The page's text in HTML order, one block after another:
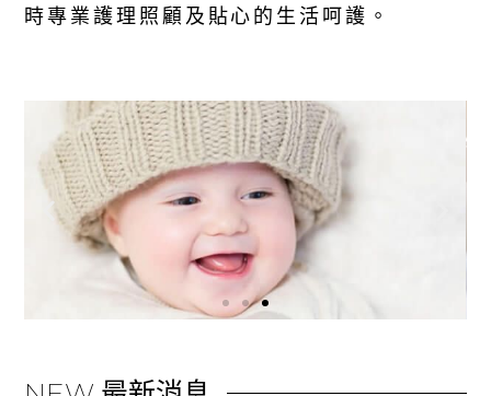
時專業護理照顧及貼心的生活呵護。
~單月預產的媽咪們有福了~ 凡單月預產的媽咪，簽約即